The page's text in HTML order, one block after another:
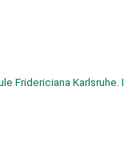
Fridericiana